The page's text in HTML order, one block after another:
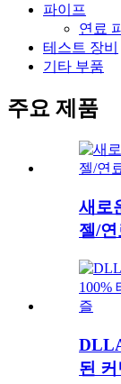
파이프
연료
테스트 장비
기타 부품
주요 제품
새로
젤/
된